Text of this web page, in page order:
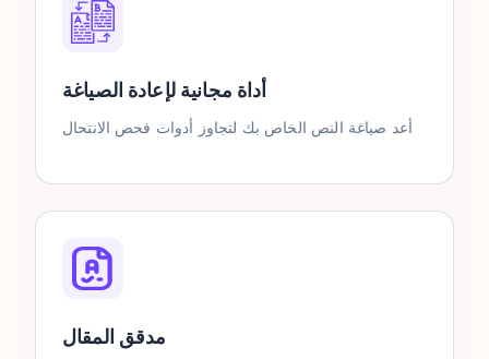
أداة مجانية لإعادة الصياغة
أعد صياغة النص الخاص بك لتجاوز أدوات فحص الانتحال
مدقق المقال